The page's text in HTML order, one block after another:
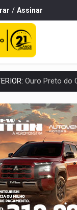
/ Assinar
Ideb
'UNIÃO':Chefe de
Legal:
2ª
Contratação
Condutor de carro
OLHOS DO BRASIL':